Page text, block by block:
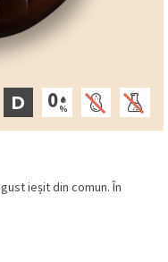
D
ieșit din comun. În